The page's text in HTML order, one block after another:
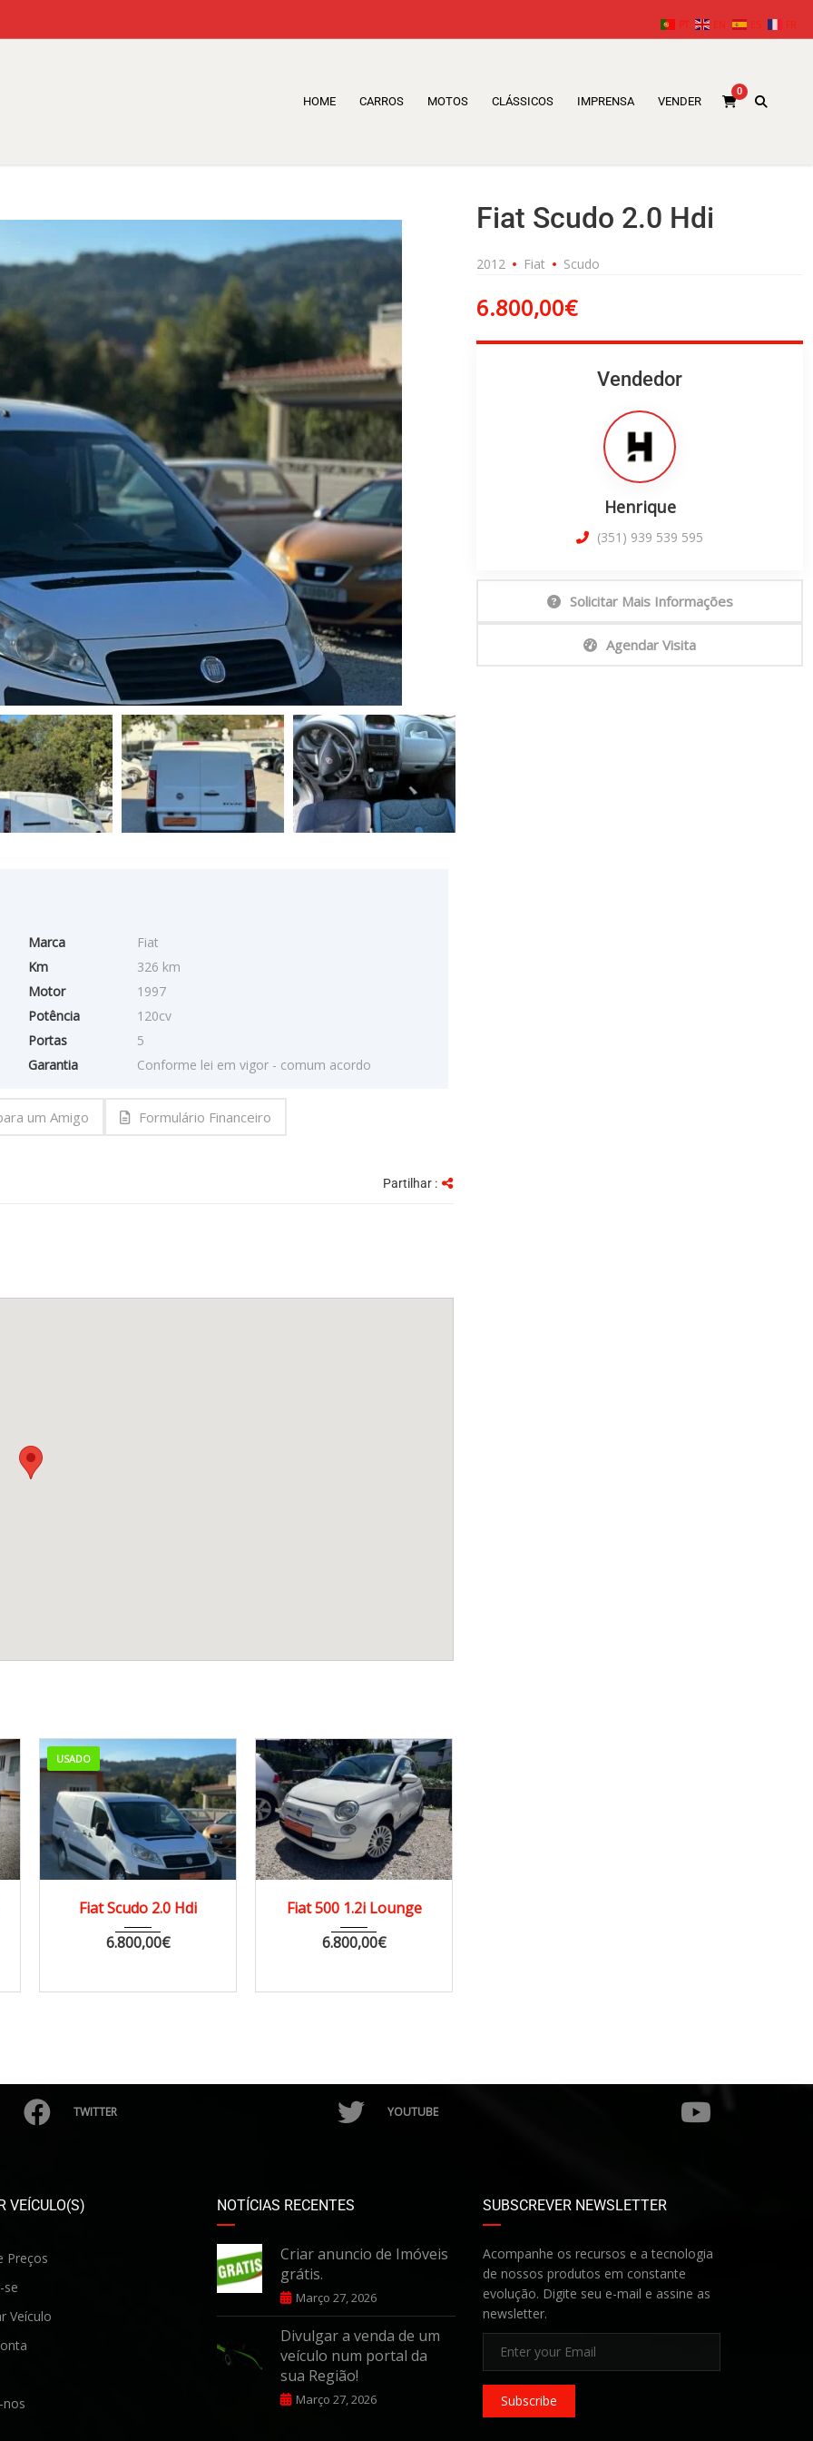
HOME CARROS MOTOS CLÁSSICOS IMPRENSA VENDER
0
Marca
Fiat
Km
326 km
Motor
1997
Potência
120cv
Portas
5
Garantia Conforme lei em vigor - comum acordo
um Amigo Formulário Financeiro
Partilhar :
USADO
2012 326 km
Fiat Scudo 2.0 Hdi
6.800,00€
2010
Fecha...
170000 km
Fiat 500 1.2i Lounge
6.800,00€
Fiat Scudo 2.0 Hdi
2012 Fiat Scudo
6.800,00€
Vendedor
Henrique
(351) 939 539 595
Solicitar Mais Informações
Agendar Visita
TWITTER YOUTUBE
VEÍCULO(S)
Preços
se
Veículo
nos
NOTÍCIAS RECENTES
Criar anuncio de Imóveis
grátis.
Março 27, 2026
Divulgar a venda de um
veículo num portal da
sua Região!
Março 27, 2026
SUBSCREVER NEWSLETTER
Acompanhe os recursos e a tecnologia
de nossos produtos em constante
evolução. Digite seu e-mail e assine as
newsletter.
Subscribe
PT EN ES FR